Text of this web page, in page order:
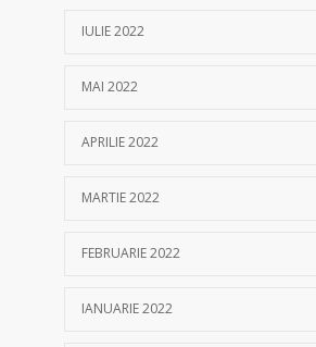
IULIE 2022
MAI 2022
APRILIE 2022
MARTIE 2022
FEBRUARIE 2022
IANUARIE 2022